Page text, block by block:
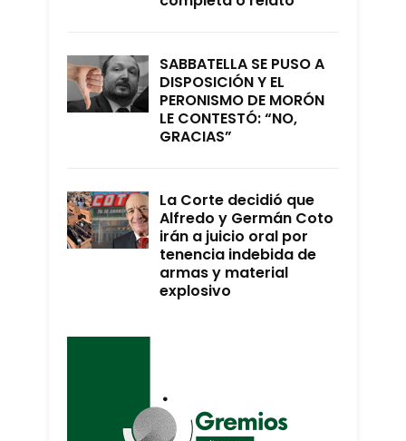
SABBATELLA SE PUSO A
DISPOSICIÓN Y EL
PERONISMO DE MORÓN
LE CONTESTÓ: “NO,
GRACIAS”
La Corte decidió que
Alfredo y Germán Coto
irán a juicio oral por
tenencia indebida de
armas y material
explosivo